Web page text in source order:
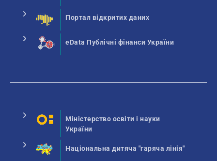
Портал відкритих даних
eData Публічні фінанси України
Міністерство освіти і науки
України
Національна дитяча "гаряча лінія"